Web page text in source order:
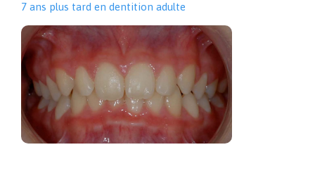
7 ans plus tard en dentition adulte